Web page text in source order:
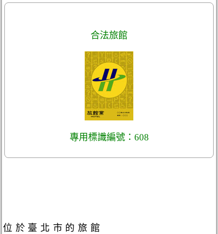
合法旅館
專用標識編號：608
位於臺北市的旅館